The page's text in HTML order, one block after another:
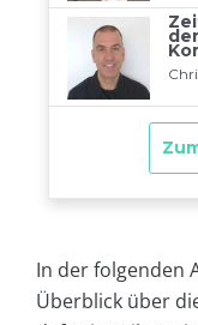
In der folgenden
Überblick über